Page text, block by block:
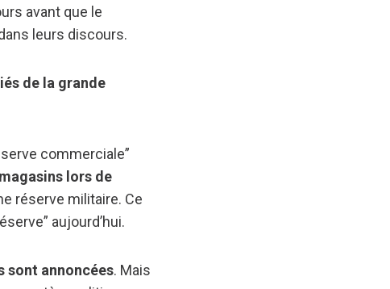
avant que le
leurs discours.
de la grande
commerciale”
lors de
réserve militaire. Ce
aujourd’hui.
sont annoncées. Mais